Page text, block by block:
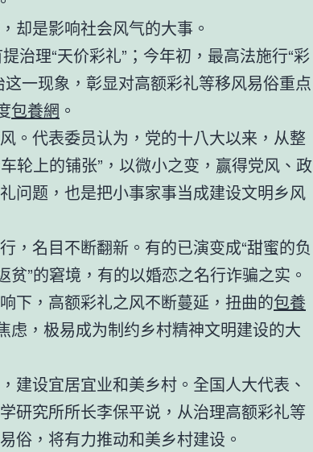
却是影响社会风气的大事。
治理“天价彩礼”；今年初，最高法施行“彩
一现象，彰显对高额彩礼等移风易俗重点
包養網 。
。代表委员认为，党的十八大以来，从整
轮上的铺张”，以微小之变，赢得党风、政
问题，也是把小事家事当成建设文明乡风
，名目不断翻新。有的已演变成“甜蜜的负
贫”的窘境，有的以婚恋之名行诈骗之实。
下，高额彩礼之风不断蔓延，扭曲的包養
虑，极易成为制约乡村精神文明建设的大
建设宜居宜业和美乡村。全国人大代表、
研究所所长李保平说，从治理高额彩礼等
俗，将有力推动和美乡村建设。